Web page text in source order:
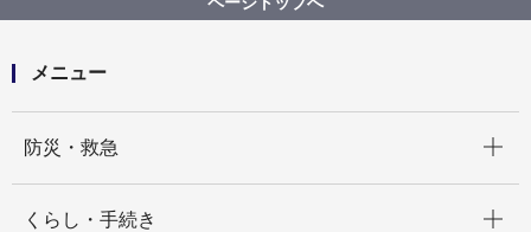
C-036:みなとみらい21新港地区
メニュー
防災・救急
くらし・手続き